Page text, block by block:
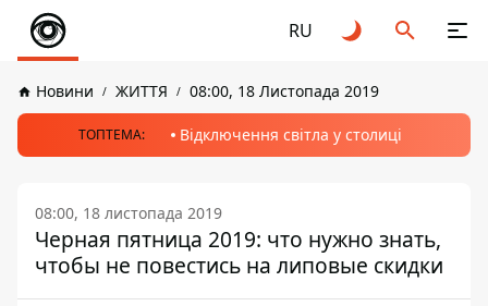
RU
Новини ЖИТТЯ 08:00, 18 Листопада 2019
ТОПТЕМА: Відключення світла у столиці
08:00, 18 листопада 2019
Черная пятница 2019: что нужно знать,
чтобы не повестись на липовые скидки